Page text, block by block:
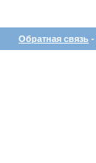
Обратная связь -